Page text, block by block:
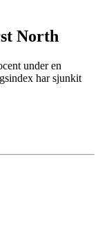
North
under en
har sjunkit